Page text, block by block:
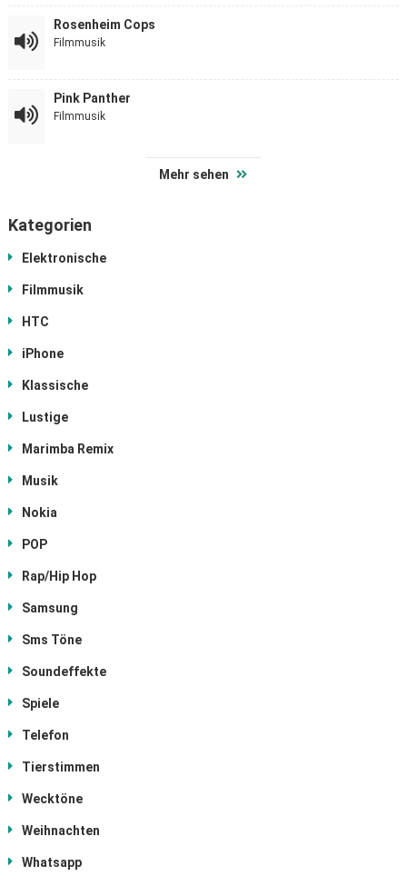
Rosenheim Cops
Filmmusik
Pink Panther
Filmmusik
Mehr sehen
Kategorien
Elektronische
Filmmusik
HTC
iPhone
Klassische
Lustige
Marimba Remix
Musik
Nokia
POP
Rap/Hip Hop
Samsung
Sms Töne
Soundeffekte
Spiele
Telefon
Tierstimmen
Wecktöne
Weihnachten
Whatsapp